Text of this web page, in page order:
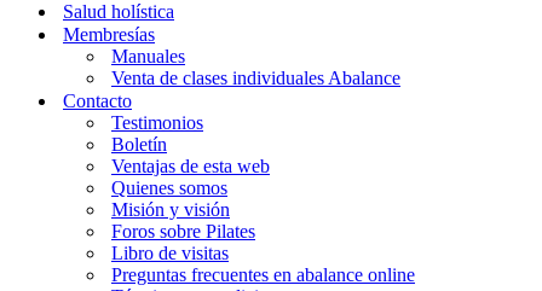
Salud holística
Membresías
Manuales
Venta de clases individuales Abalance
Contacto
Testimonios
Boletín
Ventajas de esta web
Quienes somos
Misión y visión
Foros sobre Pilates
Libro de visitas
Preguntas frecuentes en abalance online